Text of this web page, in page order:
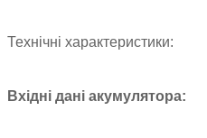
Технічні характеристики:
Вхідні дані акумулятора: